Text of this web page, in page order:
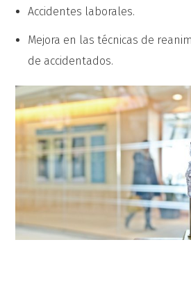
Accidentes laborales.
Mejora en las técnicas de
de accidentados.